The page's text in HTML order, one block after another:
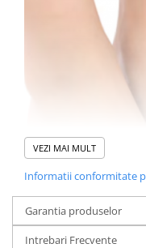
VEZI MAI MULT
Informatii conformitate
Garantia produselor
Intrebari Frecvente